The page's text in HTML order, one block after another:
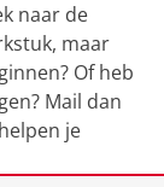
naar de
maar
Of heb
Mail dan
je